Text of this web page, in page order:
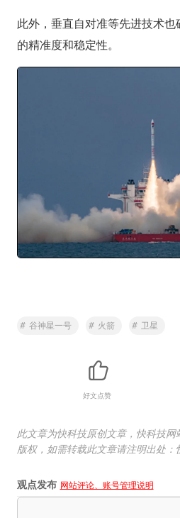
此外，垂直自对准等先进技术
的精准度和稳定性。
# 谷神星一号 # 火箭 # 卫星
好文点赞
此文章为快科技原创文章，快科技
版权，如需转载此文章请注明出处：
观点发布 网站评论、账号管理说明